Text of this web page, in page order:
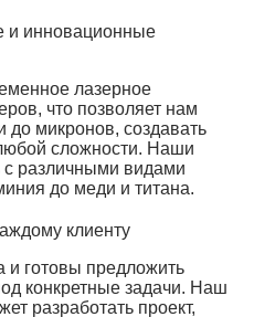
и инновационные
лазерное
что позволяет нам
до микронов, создавать
сложности. Наши
с различными видами
до меди и титана.
клиенту
и готовы предложить
конкретные задачи. Наш
разработать проект,